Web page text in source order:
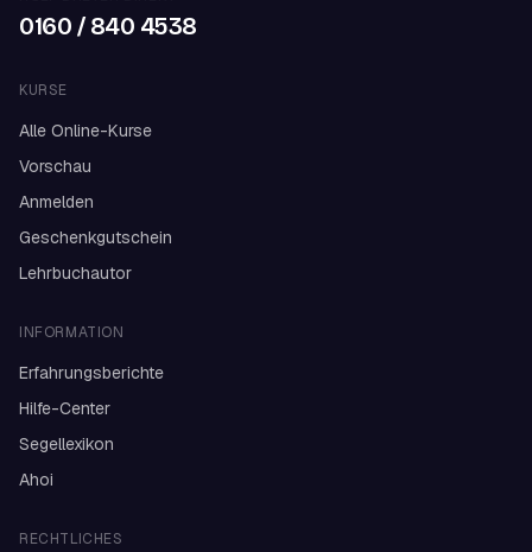
0160 / 840 4538
KURSE
Alle Online-Kurse
Vorschau
Anmelden
Geschenkgutschein
Lehrbuchautor
INFORMATION
Erfahrungsberichte
Hilfe-Center
Segellexikon
Ahoi
RECHTLICHES